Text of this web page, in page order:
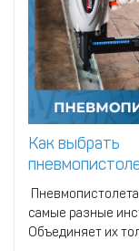
Как выбрать
самые разные
Объединяет их